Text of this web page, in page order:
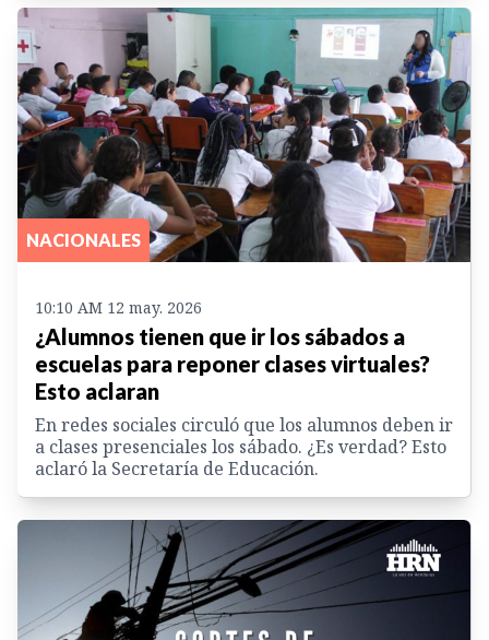
NACIONALES
10:10 AM 12 may. 2026
¿Alumnos tienen que ir los sábados a
escuelas para reponer clases virtuales?
Esto aclaran
En redes sociales circuló que los alumnos deben ir
a clases presenciales los sábado. ¿Es verdad? Esto
aclaró la Secretaría de Educación.